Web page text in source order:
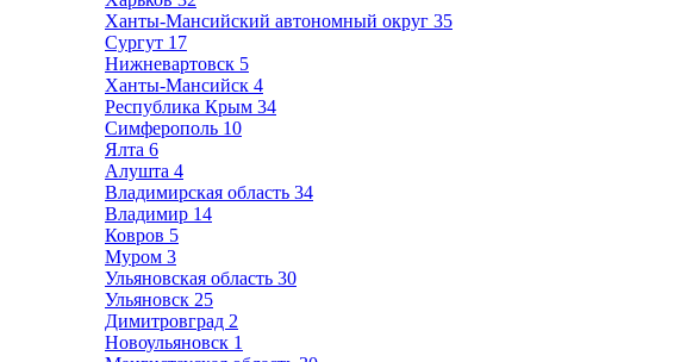
Ханты-Мансийский автономный округ 35
Сургут 17
Нижневартовск 5
Ханты-Мансийск 4
Республика Крым 34
Симферополь 10
Ялта 6
Алушта 4
Владимирская область 34
Владимир 14
Ковров 5
Муром 3
Ульяновская область 30
Ульяновск 25
Димитровград 2
Новоульяновск 1